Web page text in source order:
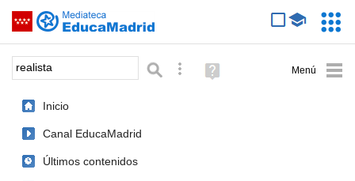
Saltar navegación
Palabra o frase: Búsqueda avanzada
Ayuda
(en
Inicio
Canal EducaMadrid
Últimos contenidos